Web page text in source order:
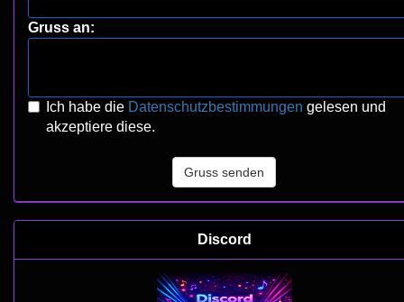
Gruss an:
Ich habe die Datenschutzbestimmungen gelesen und
akzeptiere diese.
Gruss senden
Discord